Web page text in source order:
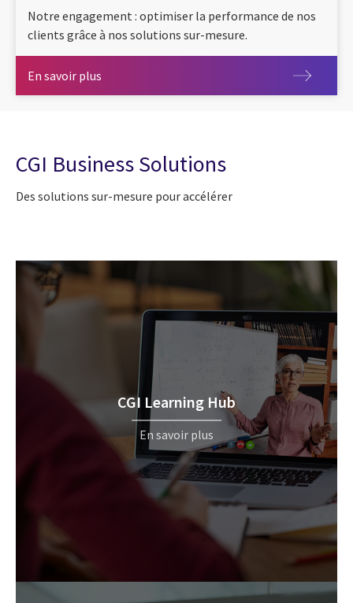
Notre engagement : optimiser la performance de nos
clients grâce à nos solutions sur-mesure.
En savoir plus
CGI Business Solutions
Des solutions sur-mesure pour accélérer
CGI Learning Hub
En savoir plus